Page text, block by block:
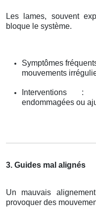
Les lames, souvent
bloque le système.
Symptômes
mouvements
Interventions :
endommagées ou
3. Guides mal alignés
Un mauvais
provoquer des